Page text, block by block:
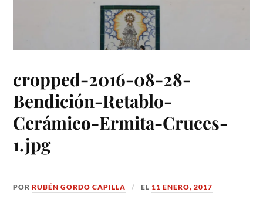
cropped-2016-08-28-
Bendición-Retablo-
Cerámico-Ermita-Cruces-
1.jpg
PORRUBÉN GORDO CAPILLA EL 11 ENERO, 2017